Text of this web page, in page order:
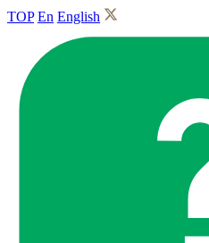
TOP En English